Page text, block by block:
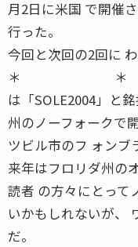
月2日に米国 で開催
行った。
今回と次回の2回に
＊ ＊ ＊
は「SOLE2004」と
州のノーフォークで
ツビル市のフ ォンブ
来年はフロリダ州の
読者 の方々にとって
いかもしれないが、
だ。